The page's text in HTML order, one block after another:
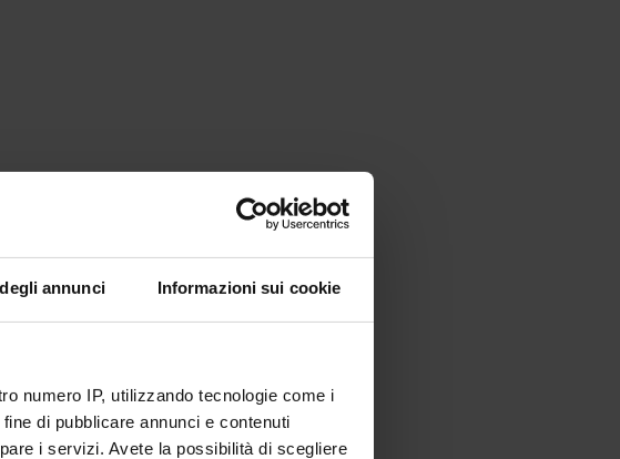
annunci Informazioni sui cookie
numero IP, utilizzando tecnologie come i
di pubblicare annunci e contenuti
i servizi. Avete la possibilità di scegliere